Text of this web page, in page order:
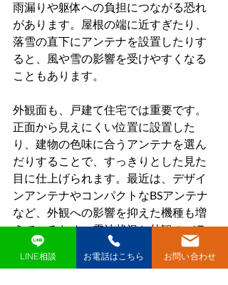
雨漏りや躯体への負担につながる恐れ
があります。屋根の端に近すぎたり、
落雪の直下にアンテナを設置したりす
ると、風や雪の影響を受けやすくなる
こともあります。
外観面も、戸建て住宅では重要です。
正面から見えにくい位置に設置した
り、建物の色味に合うアンテナを選ん
だりすることで、すっきりとした見た
目に仕上げられます。最近は、デザイ
ンアンテナやコンパクトなBSアンテナ
など、外観への影響を抑えた機種も増
えているため、電波状況と外観のバラ
ンスを取りながら検討するとよいでし
ょう。
LINE相談 お電話はこちら お問い合わせ